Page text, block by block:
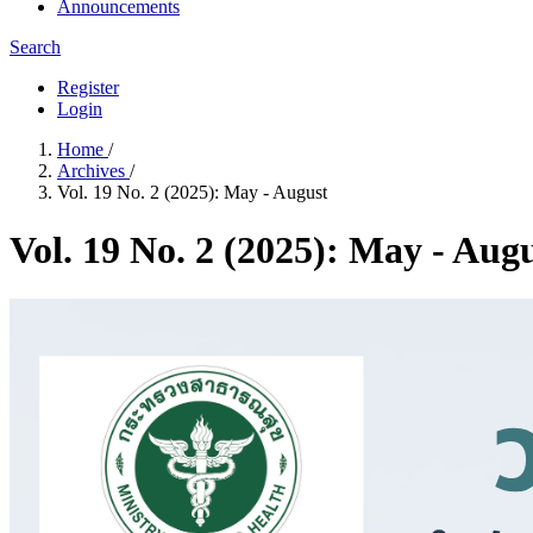
Announcements
Search
Register
Login
Home /
Archives /
Vol. 19 No. 2 (2025): May - August
Vol. 19 No. 2 (2025): May -